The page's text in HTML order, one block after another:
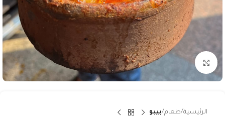
Click to enlarge
الرئيسية طعام بيبو